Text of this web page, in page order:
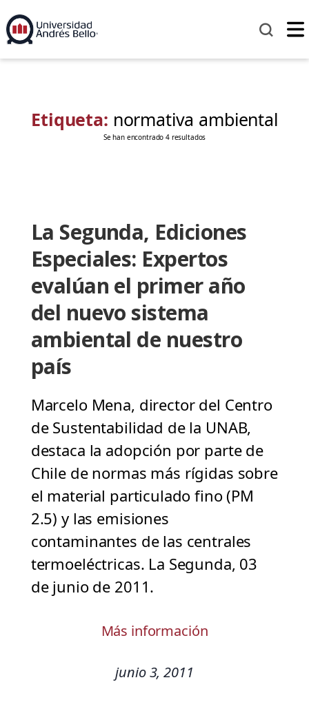
Etiqueta: normativa ambiental
Se han encontrado 4 resultados
La Segunda, Ediciones
Especiales: Expertos
evalúan el primer año
del nuevo sistema
ambiental de nuestro
país
Marcelo Mena, director del Centro
de Sustentabilidad de la UNAB,
destaca la adopción por parte de
Chile de normas más rígidas sobre
el material particulado fino (PM
2.5) y las emisiones
contaminantes de las centrales
termoeléctricas. La Segunda, 03
de junio de 2011.
Más información
junio 3, 2011